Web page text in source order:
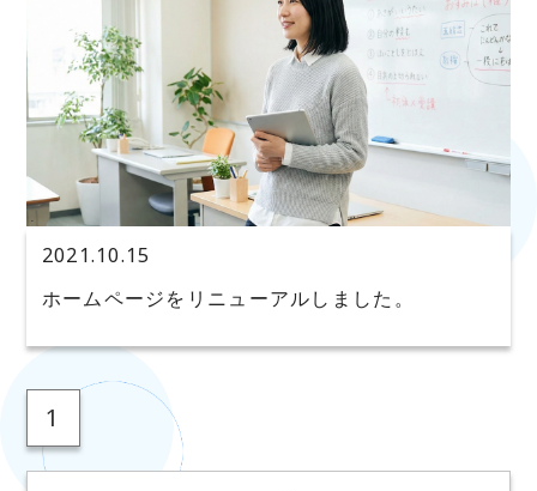
2021.10.15
ホームページをリニューアルしました。
1